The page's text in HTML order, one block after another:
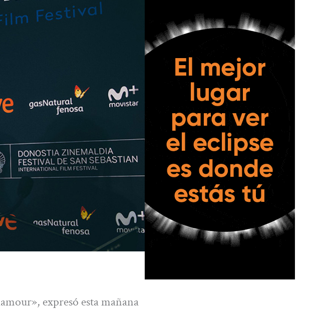
expresó esta mañana